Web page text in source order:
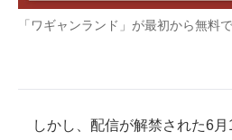
「ワギャンランド」が最初から無料
しかし、配信が解禁された6月